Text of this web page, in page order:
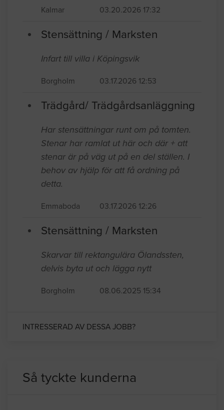
Kalmar 03.20.2026 17:32
Stensättning / Marksten
Infart till villa i Köpingsvik
Borgholm 03.17.2026 12:53
Trädgård/ Trädgårdsanläggning
Har stensättningar runt om på tomten.
Stenar har ramlat ut här och där + att
stenar är på väg ut på en del ställen. I
behov av hjälp för att få ordning på
detta.
Emmaboda 03.17.2026 12:26
Stensättning / Marksten
Skarvar till rektangulära Ölandssten,
delvis byta ut och lägga nytt
Borgholm 08.06.2025 15:34
INTRESSERAD AV DESSA JOBB?
Så tyckte kunderna